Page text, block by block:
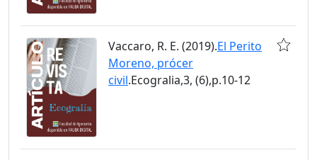
Vaccaro, R. E. (2019).El Perito
Moreno, prócer
civil.Ecogralia,3, (6),p.10-12